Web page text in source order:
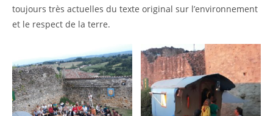
toujours très actuelles du texte original sur l’environnement
et le respect de la terre.